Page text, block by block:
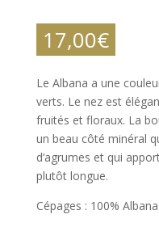
17,00€
Le Albana a une
verts. Le nez est
fruités et floraux. La
un beau côté minéral
d’agrumes et qui
plutôt longue.
Cépages : 100% Albana